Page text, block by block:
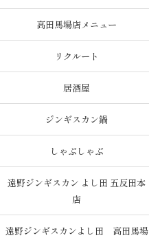
高田馬場店メニュー
リクルート
居酒屋
ジンギスカン鍋
しゃぶしゃぶ
遠野ジンギスカン よし田 五反田本
店
遠野ジンギスカンよし田 高田馬場